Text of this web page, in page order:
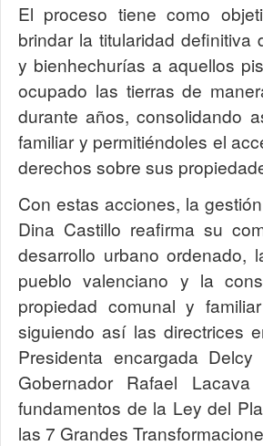
El proceso tiene como
brindar la titularidad definitiva
y bienhechurías a aquellos
ocupado las tierras de
durante años, consolidando
familiar y permitiéndoles el
derechos sobre sus
Con estas acciones, la
Dina Castillo reafirma su
desarrollo urbano ordenado,
pueblo valenciano y la
propiedad comunal y
siguiendo así las directrices
Presidenta encargada
Gobernador Rafael Lacava
fundamentos de la Ley del
las 7 Grandes